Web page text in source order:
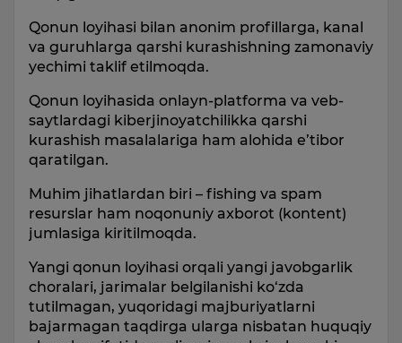
Qonun loyihasi bilan anonim profillarga, kanal
va guruhlarga qarshi kurashishning zamonaviy
yechimi taklif etilmoqda.
Qonun loyihasida onlayn-platforma va veb-
saytlardagi kiberjinoyatchilikka qarshi
kurashish masalalariga ham alohida e’tibor
qaratilgan.
Muhim jihatlardan biri – fishing va spam
resurslar ham noqonuniy axborot (kontent)
jumlasiga kiritilmoqda.
Yangi qonun loyihasi orqali yangi javobgarlik
choralari, jarimalar belgilanishi ko‘zda
tutilmagan, yuqoridagi majburiyatlarni
bajarmagan taqdirga ularga nisbatan huquqiy